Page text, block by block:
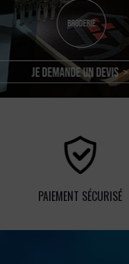
PAIEMENT SÉCURISÉ